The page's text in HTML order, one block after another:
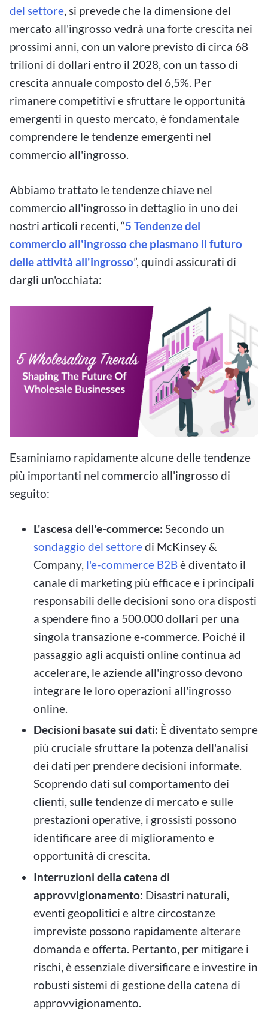
del settore, si prevede che la dimensione del
mercato all'ingrosso vedrà una forte crescita nei
prossimi anni, con un valore previsto di circa 68
trilioni di dollari entro il 2028, con un tasso di
crescita annuale composto del 6,5%. Per
rimanere competitivi e sfruttare le opportunità
emergenti in questo mercato, è fondamentale
comprendere le tendenze emergenti nel
commercio all'ingrosso.
Abbiamo trattato le tendenze chiave nel
commercio all'ingrosso in dettaglio in uno dei
nostri articoli recenti, “5 Tendenze del
commercio all'ingrosso che plasmano il futuro
delle attività all'ingrosso”, quindi assicurati di
dargli un'occhiata:
Esaminiamo rapidamente alcune delle tendenze
più importanti nel commercio all'ingrosso di
seguito:
L'ascesa dell'e-commerce: Secondo un
sondaggio del settoredi McKinsey &
Company, l'e-commerce B2Bè diventato il
canale di marketing più efficace e i principali
responsabili delle decisioni sono ora disposti
a spendere fino a 500.000 dollari per una
singola transazione e-commerce. Poiché il
passaggio agli acquisti online continua ad
accelerare, le aziende all'ingrosso devono
integrare le loro operazioni all'ingrosso
online.
Decisioni basate sui dati: È diventato sempre
più cruciale sfruttare la potenza dell'analisi
dei dati per prendere decisioni informate.
Scoprendo dati sul comportamento dei
clienti, sulle tendenze di mercato e sulle
prestazioni operative, i grossisti possono
identificare aree di miglioramento e
opportunità di crescita.
Interruzioni della catena di
approvvigionamento: Disastri naturali,
eventi geopolitici e altre circostanze
impreviste possono rapidamente alterare
domanda e offerta. Pertanto, per mitigare i
rischi, è essenziale diversificare e investire in
robusti sistemi di gestione della catena di
approvvigionamento.